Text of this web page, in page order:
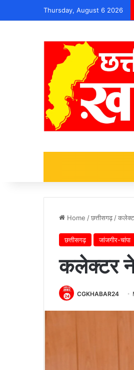
Thursday, August 6 2026
Home /छत्तीसगढ़ /
छत्तीसगढ़ जांजगीर-चांपा
कलेक्टर ने
CGKHABAR24